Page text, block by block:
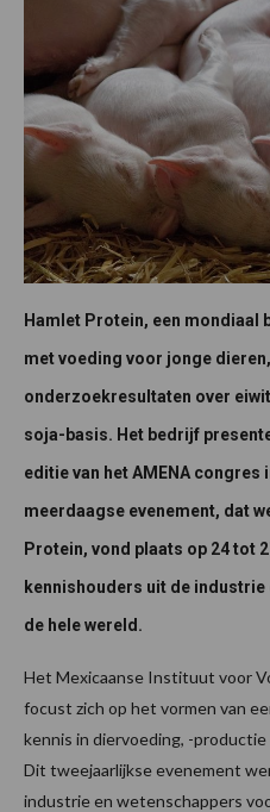
Hamlet Protein, een
met voeding voor jonge
onderzoekresultaten over
soja-basis. Het bedrijf
editie van het AMENA
meerdaagse evenement, dat
Protein, vond plaats op 24 tot
kennishouders uit de industrie
de hele wereld.
Het Mexicaanse Instituut voor
focust zich op het vormen van
kennis in diervoeding, -
Dit tweejaarlijkse evenement
industrie en wetenschappers